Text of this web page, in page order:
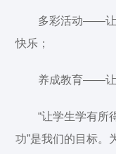
多彩活动——让
快乐；
养成教育——让
“让学生学有所
功”是我们的目标。